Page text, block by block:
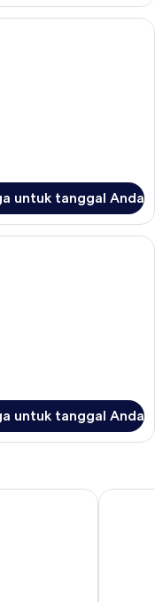
| Brankas, Wi-Fi
untuk tanggal Anda
(Western Style) |
untuk tanggal Anda
Hotel